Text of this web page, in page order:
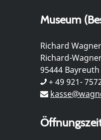
Museum
Richard
Richard-
95444 Bayreuth
+ 49 921-